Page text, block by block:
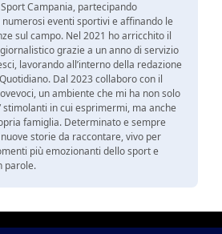
Campania, partecipando
eventi sportivi e affinando le
sul campo. Nel 2021 ho arricchito il
grazie a un anno di servizio
lavorando all’interno della redazione
Dal 2023 collaboro con il
un ambiente che mi ha non solo
stimolanti in cui esprimermi, ma anche
famiglia. Determinato e sempre
storie da raccontare, vivo per
più emozionanti dello sport e
parole.